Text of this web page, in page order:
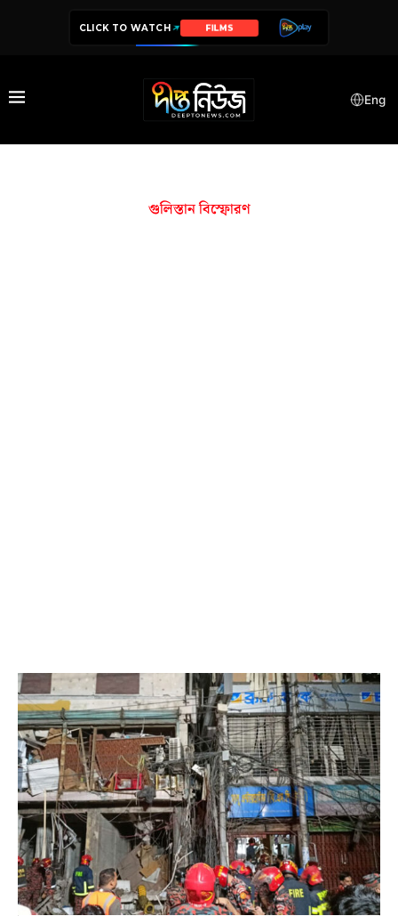
CLICK TO WATCH FILMS
Eng
গুলিস্তান বিস্ফোরণ